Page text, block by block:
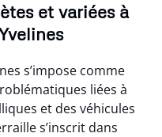
et variées à
s’impose comme
liées à
et des véhicules
s’inscrit dans